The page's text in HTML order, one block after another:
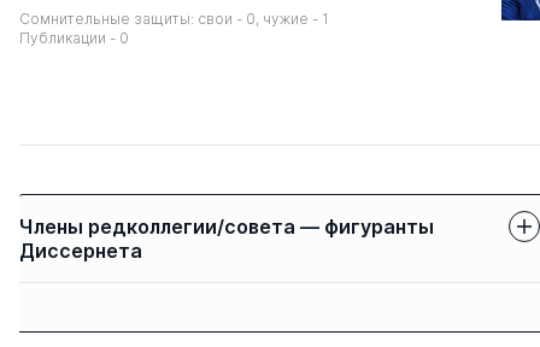
Сомнительные защиты: свои - 0, чужие - 1
Публикации - 0
Члены редколлегии/совета — фигуранты
Диссернета